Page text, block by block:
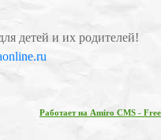
детей и их родителей!
Работает на Amiro CMS - Free